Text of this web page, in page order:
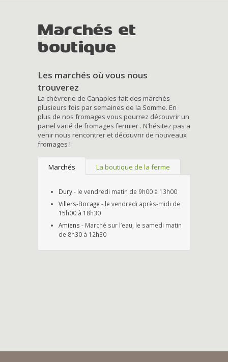
Marchés et
boutique
Les marchés où vous nous
trouverez
La chèvrerie de Canaples fait des marchés
plusieurs fois par semaines de la Somme. En
plus de nos fromages vous pourrez découvrir un
panel varié de fromages fermier . N’hésitez pas a
venir nous rencontrer et découvrir de nouveaux
fromages !
Marchés La boutique de la ferme
Dury- le vendredi matin de 9h00 à 13h00
Villers-Bocage - le vendredi après-midi de
15h00 à 18h30
Amiens - Marché sur l’eau, le samedi matin
de 8h30 à 12h30